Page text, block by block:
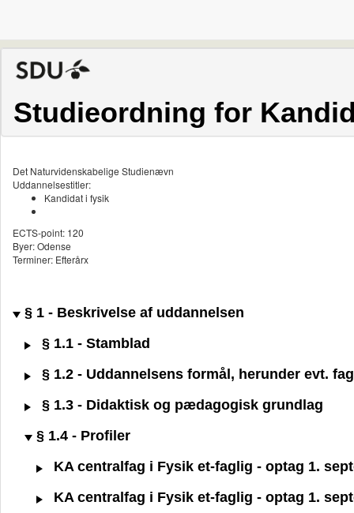
Studieordning for
Det Naturvidenskabelige Studienævn
Uddannelsestitler:
Kandidat i fysik
ECTS-point: 120
Byer: Odense
Terminer: Efterårx
§ 1 - Beskrivelse af uddannelsen
§ 1.1 - Stamblad
§ 1.2 - Uddannelsens formål, herunder evt.
§ 1.3 - Didaktisk og pædagogisk grundlag
§ 1.4 - Profiler
KA centralfag i Fysik et-faglig - optag 1.
KA centralfag i Fysik et-faglig - optag 1.